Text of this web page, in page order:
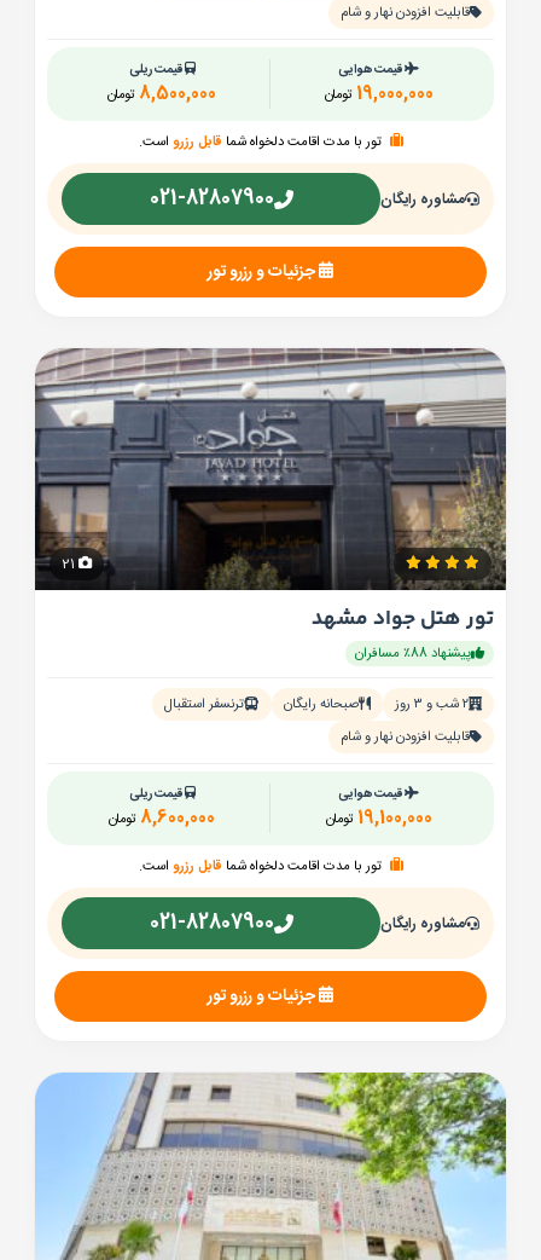
قابلیت افزودن نهار و شام
قیمت هوایی
تومان 19,000,000
قیمت ریلی
تومان 8,500,000
تور با مدت اقامت دلخواه شما قابل رزرو است.
مشاوره رایگان 021-82807900
جزئیات و رزرو تور
تور هتل جواد مشهد
پیشنهاد 88٪ مسافران
۲ شب و ۳ روز صبحانه رایگان
ترنسفر استقبال
قابلیت افزودن نهار و شام
قیمت هوایی
تومان 19,100,000
قیمت ریلی
تومان 8,600,000
تور با مدت اقامت دلخواه شما قابل رزرو است.
مشاوره رایگان 021-82807900
جزئیات و رزرو تور